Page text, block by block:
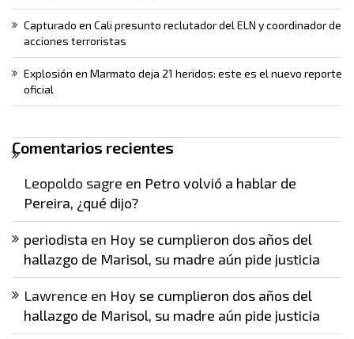
Capturado en Cali presunto reclutador del ELN y coordinador de
acciones terroristas
Explosión en Marmato deja 21 heridos: este es el nuevo reporte
oficial
Comentarios recientes
Leopoldo sagre en Petro volvió a hablar de
Pereira, ¿qué dijo?
periodista en Hoy se cumplieron dos años del
hallazgo de Marisol, su madre aún pide justicia
Lawrence en Hoy se cumplieron dos años del
hallazgo de Marisol, su madre aún pide justicia